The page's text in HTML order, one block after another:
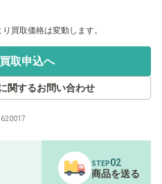
買取価格は変動します。
買取申込へ
関するお問い合わせ
STEP02
商品を送る